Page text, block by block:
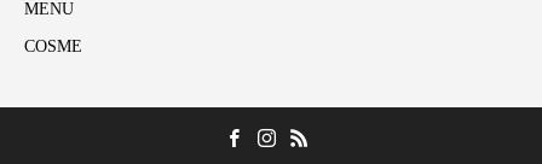
MENU
COSME